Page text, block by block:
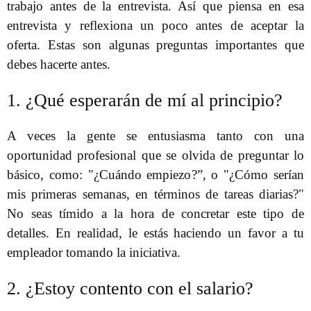
trabajo antes de la entrevista. Así que piensa en esa
entrevista y reflexiona un poco antes de aceptar la
oferta. Estas son algunas preguntas importantes que
debes hacerte antes.
1. ¿Qué esperarán de mí al principio?
A veces la gente se entusiasma tanto con una
oportunidad profesional que se olvida de preguntar lo
básico, como: "¿Cuándo empiezo?”, o "¿Cómo serían
mis primeras semanas, en términos de tareas diarias?"
No seas tímido a la hora de concretar este tipo de
detalles. En realidad, le estás haciendo un favor a tu
empleador tomando la iniciativa.
2. ¿Estoy contento con el salario?